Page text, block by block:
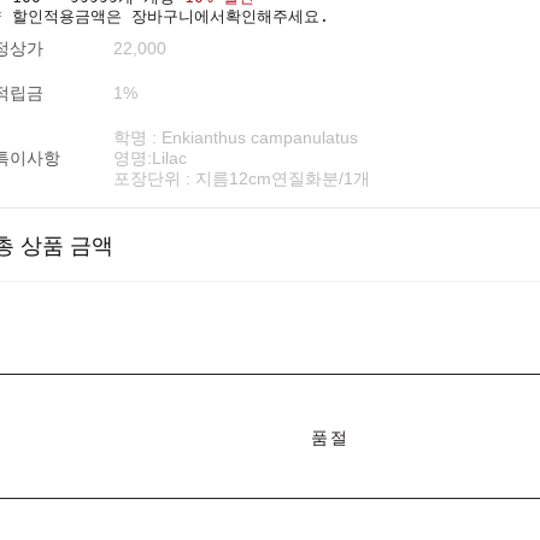
할인적용금액은 장바구니에서확인해주세요.
상가 22,000
립금 1%
이사항
학명 : Enkianthus campanulatus
영명:Lilac
포장단위 : 지름12cm연질화분/1개
상품 금액
품절